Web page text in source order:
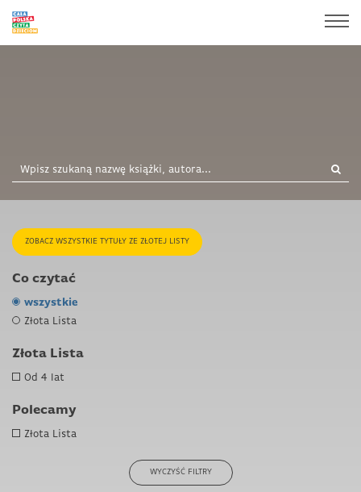
ZOBACZ WSZYSTKIE TYTUŁY ZE ZŁOTEJ LISTY
Co czytać
wszystkie
Złota Lista
Złota Lista
Od 4 lat
Polecamy
Złota Lista
WYCZYŚĆ FILTRY